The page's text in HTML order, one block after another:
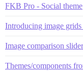
FKB Pro - Social theme
Introducing image grids
Image comparison slider
Themes/components